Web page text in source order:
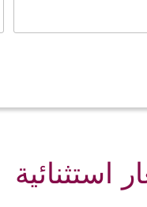
استثنائية